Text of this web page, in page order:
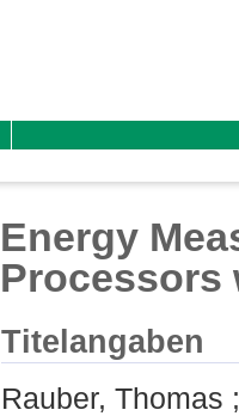
Energy
Processors
Titelangaben
Rauber, Thomas